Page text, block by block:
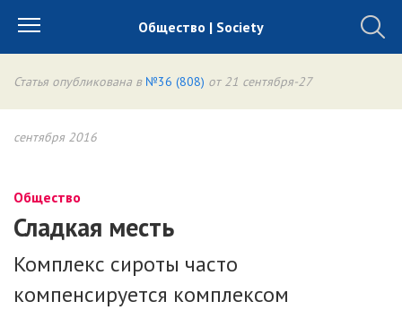
Общество | Society
Статья опубликована в №36 (808) от 21 сентября-27
сентября 2016
Общество
Сладкая месть
Комплекс сироты часто
компенсируется комплексом